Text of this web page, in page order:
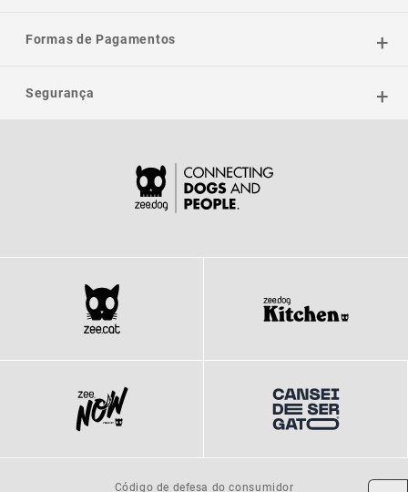
Formas de Pagamentos
Segurança
Código de defesa do consumidor